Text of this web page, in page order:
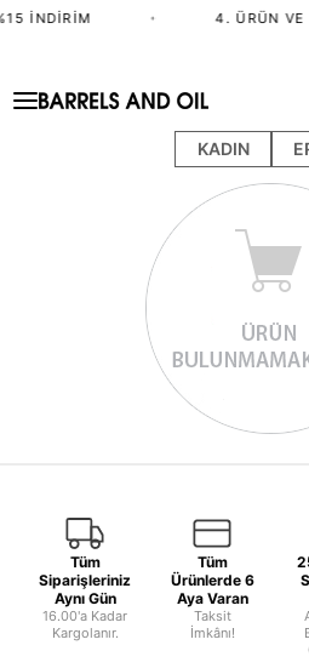
İNDIRIM • 4. ÜRÜN VE
KADIN
Tüm
Siparişleriniz
Aynı Gün
16.00'a Kadar
Kargolanır.
Tüm
Ürünlerde 6
Aya Varan
Taksit
İmkânı!